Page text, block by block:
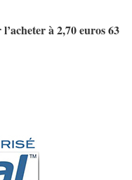
à 2,70 euros 63